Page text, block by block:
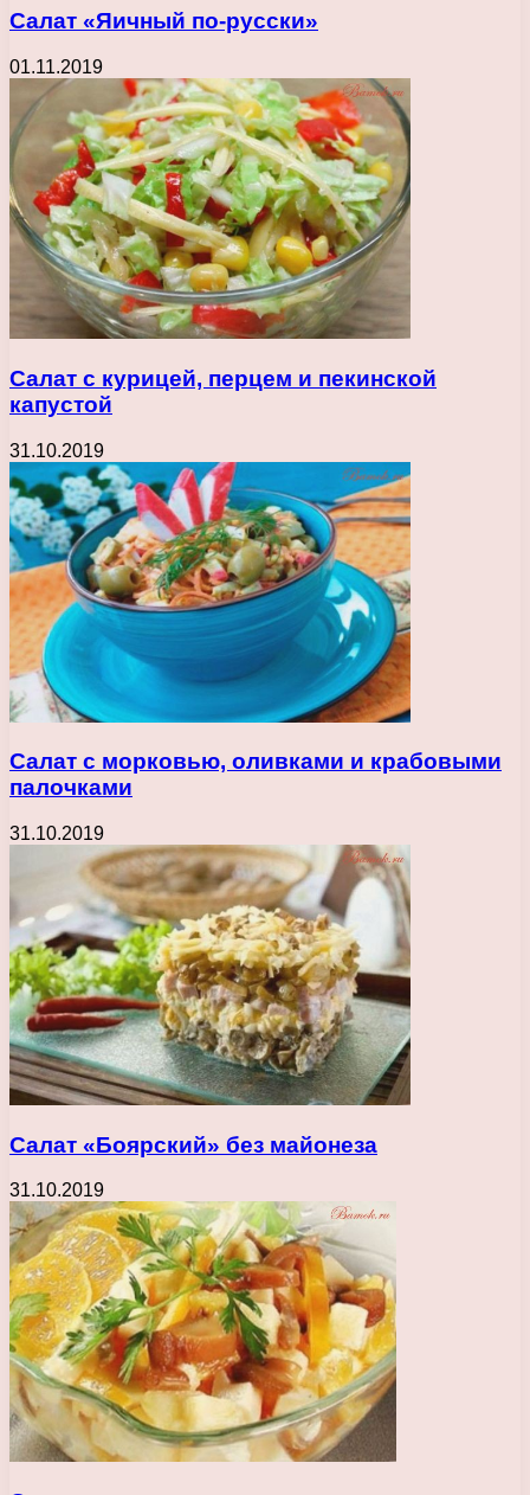
Салат «Яичный по-русски»
01.11.2019
Салат с курицей, перцем и пекинской
капустой
31.10.2019
Салат с морковью, оливками и крабовыми
палочками
31.10.2019
Салат «Боярский» без майонеза
31.10.2019